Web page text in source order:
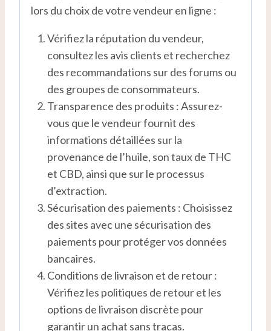
lors du choix de votre vendeur en ligne :
Vérifiez la réputation du vendeur,
consultez les avis clients et recherchez
des recommandations sur des forums ou
des groupes de consommateurs.
Transparence des produits : Assurez-
vous que le vendeur fournit des
informations détaillées sur la
provenance de l’huile, son taux de THC
et CBD, ainsi que sur le processus
d’extraction.
Sécurisation des paiements : Choisissez
des sites avec une sécurisation des
paiements pour protéger vos données
bancaires.
Conditions de livraison et de retour :
Vérifiez les politiques de retour et les
options de livraison discrète pour
garantir un achat sans tracas.